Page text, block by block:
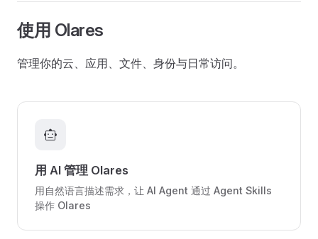
使用 Olares
管理你的云、应用、文件、身份与日常访问。
smart_toy
用 AI 管理 Olares
用自然语言描述需求，让 AI Agent 通过 Agent Skills
操作 Olares